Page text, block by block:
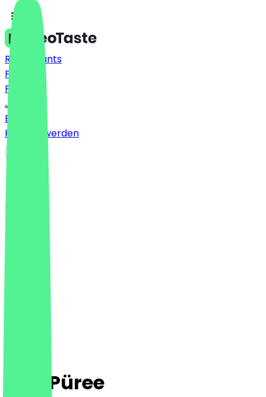
Restaurants
Preise
FAQ
Jobs
Blog
Partner werden
Pott Püree